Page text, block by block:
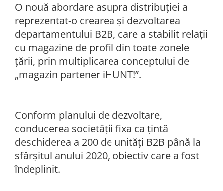
O nouă abordare asupra distribuţiei a
reprezentat-o crearea şi dezvoltarea
departamentului B2B, care a stabilit relaţii
cu magazine de profil din toate zonele
ţării, prin multiplicarea conceptului de
„magazin partener iHUNT!”.
Conform planului de dezvoltare,
conducerea societăţii fixa ca țintă
deschiderea a 200 de unități B2B până la
sfârșitul anului 2020, obiectiv care a fost
îndeplinit.